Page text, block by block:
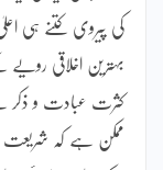
کی پیروی کتنے ہی
بہترین اخلاقی
کثرت عبادت و ذکر
ممکن ہے کہ شریعت